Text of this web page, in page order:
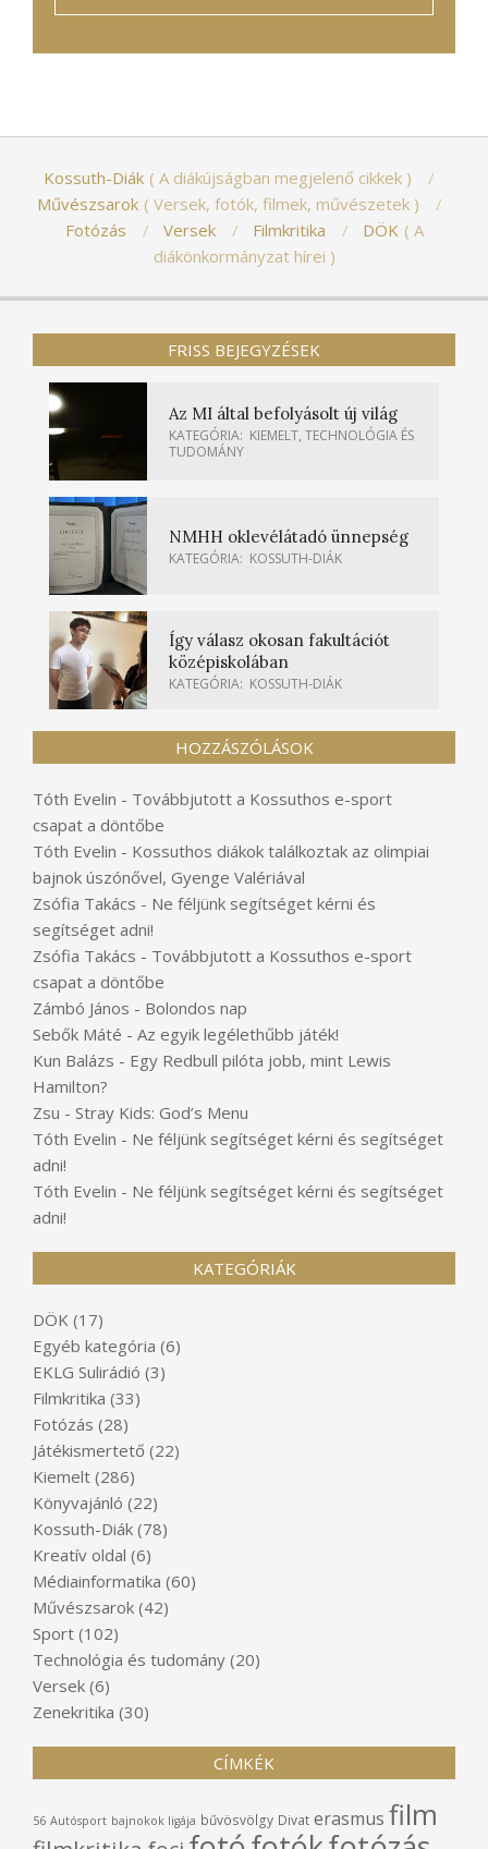
Kossuth-Diák
A diákújságban megjelenő cikkek
Művészsarok
Versek, fotók, filmek, művészetek
Fotózás
Versek Filmkritika DÖK
A
diákönkormányzat hírei
FRISS BEJEGYZÉSEK
Az MI által befolyásolt új világ
KATEGÓRIA: KIEMELT, TECHNOLÓGIA ÉS
TUDOMÁNY
NMHH oklevélátadó ünnepség
KATEGÓRIA: KOSSUTH-DIÁK
Így válasz okosan fakultációt
középiskolában
KATEGÓRIA: KOSSUTH-DIÁK
HOZZÁSZÓLÁSOK
Tóth Evelin - Továbbjutott a Kossuthos e-sport
csapat a döntőbe
Tóth Evelin - Kossuthos diákok találkoztak az olimpiai
bajnok úszónővel, Gyenge Valériával
Zsófia Takács - Ne féljünk segítséget kérni és
segítséget adni!
Zsófia Takács - Továbbjutott a Kossuthos e-sport
csapat a döntőbe
Zámbó János - Bolondos nap
Sebők Máté - Az egyik legélethűbb játék!
Kun Balázs - Egy Redbull pilóta jobb, mint Lewis
Hamilton?
Zsu - Stray Kids: God’s Menu
Tóth Evelin - Ne féljünk segítséget kérni és segítséget
adni!
Tóth Evelin - Ne féljünk segítséget kérni és segítséget
adni!
KATEGÓRIÁK
DÖK (17)
Egyéb kategória (6)
EKLG Sulirádió (3)
Filmkritika (33)
Fotózás (28)
Játékismertető (22)
Kiemelt (286)
Könyvajánló (22)
Kossuth-Diák (78)
Kreatív oldal (6)
Médiainformatika (60)
Művészsarok (42)
Sport (102)
Technológia és tudomány (20)
Versek (6)
Zenekritika (30)
CÍMKÉK
56 Autósport bajnokok ligája bűvösvölgy Divat erasmus film